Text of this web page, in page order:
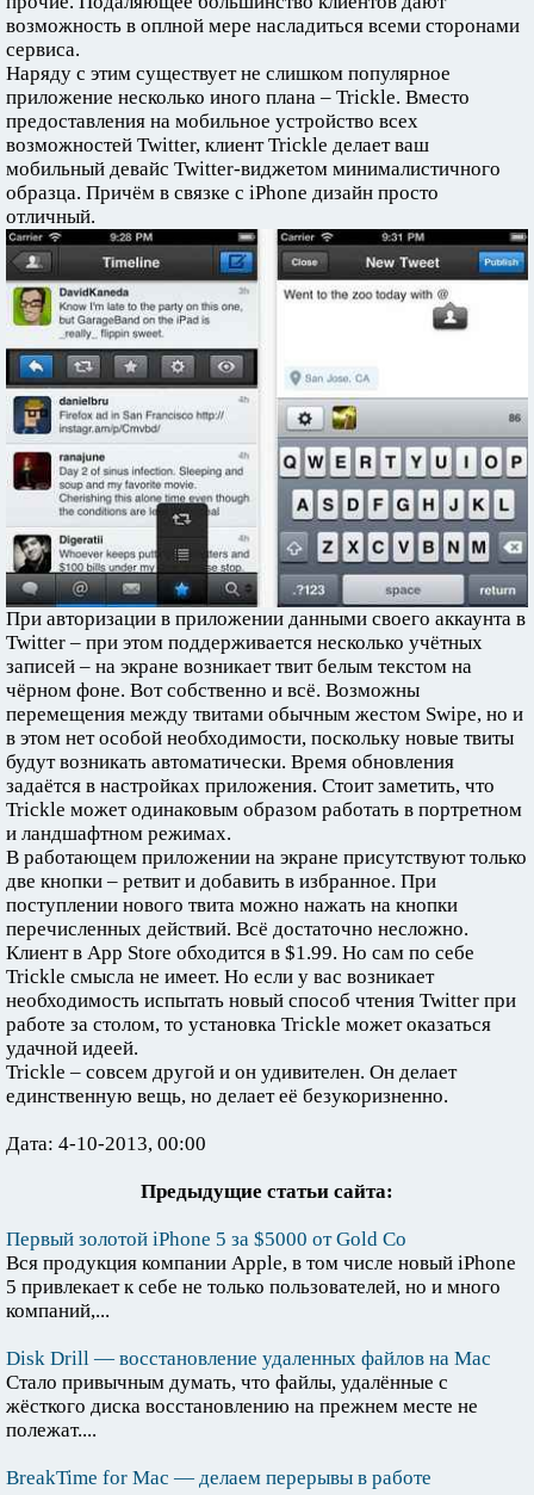
возможность в оплной мере насладиться всеми сторонами
сервиса.
Наряду с этим существует не слишком популярное
приложение несколько иного плана – Trickle. Вместо
предоставления на мобильное устройство всех
возможностей Twitter, клиент Trickle делает ваш
мобильный девайс Twitter-виджетом минималистичного
образца. Причём в связке с iPhone дизайн просто
отличный.
При авторизации в приложении данными своего аккаунта в
Twitter – при этом поддерживается несколько учётных
записей – на экране возникает твит белым текстом на
чёрном фоне. Вот собственно и всё. Возможны
перемещения между твитами обычным жестом Swipe, но и
в этом нет особой необходимости, поскольку новые твиты
будут возникать автоматически. Время обновления
задаётся в настройках приложения. Стоит заметить, что
Trickle может одинаковым образом работать в портретном
и ландшафтном режимах.
В работающем приложении на экране присутствуют только
две кнопки – ретвит и добавить в избранное. При
поступлении нового твита можно нажать на кнопки
перечисленных действий. Всё достаточно несложно.
Клиент в App Store обходится в $1.99. Но сам по себе
Trickle смысла не имеет. Но если у вас возникает
необходимость испытать новый способ чтения Twitter при
работе за столом, то установка Trickle может оказаться
удачной идеей.
Trickle – совсем другой и он удивителен. Он делает
единственную вещь, но делает её безукоризненно.
Дата: 4-10-2013, 00:00
Предыдущие статьи сайта:
Первый золотой iPhone 5 за $5000 от Gold Co
Вся продукция компании Apple, в том числе новый iPhone
5 привлекает к себе не только пользователей, но и много
компаний,...
Disk Drill — восстановление удаленных файлов на Мас
Стало привычным думать, что файлы, удалённые с
жёсткого диска восстановлению на прежнем месте не
полежат....
BreakTime for Mac — делаем перерывы в работе